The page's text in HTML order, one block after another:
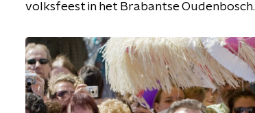
volksfeest in het Brabantse Oudenbosch.